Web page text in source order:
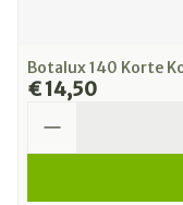
Botalux 140 Korte
€ 14,50